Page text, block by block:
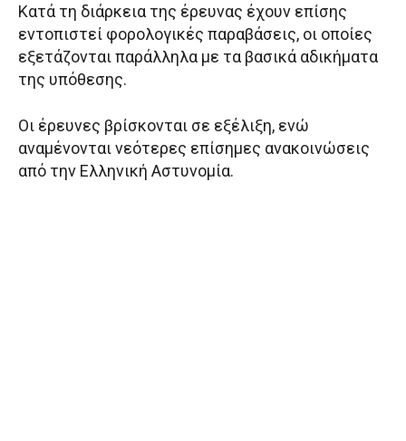
Κατά τη διάρκεια της έρευνας έχουν επίσης
εντοπιστεί φορολογικές παραβάσεις, οι οποίες
εξετάζονται παράλληλα με τα βασικά αδικήματα
της υπόθεσης.
Οι έρευνες βρίσκονται σε εξέλιξη, ενώ
αναμένονται νεότερες επίσημες ανακοινώσεις
από την Ελληνική Αστυνομία.